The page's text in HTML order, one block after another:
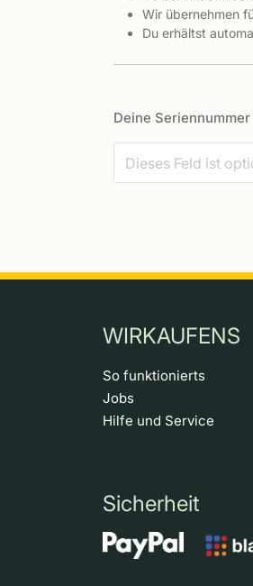
Wir übernehmen
Du erhältst
Deine Seriennummer
WIRKAUFENS
So funktionierts
Jobs
Hilfe und Service
Sicherheit